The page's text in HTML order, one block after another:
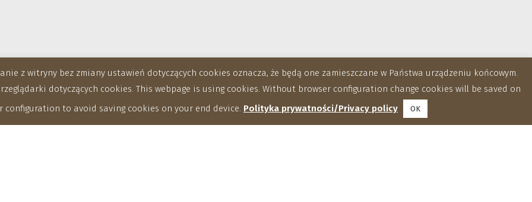
z witryny bez zmiany ustawień dotyczących cookies oznacza, że będą one zamieszczane w Państwa urządzeniu końcowym.
dotyczących cookies. This webpage is using cookies. Without browser configuration change cookies will be saved on
configuration to avoid saving cookies on your end device. Polityka prywatności/Privacy policy OK